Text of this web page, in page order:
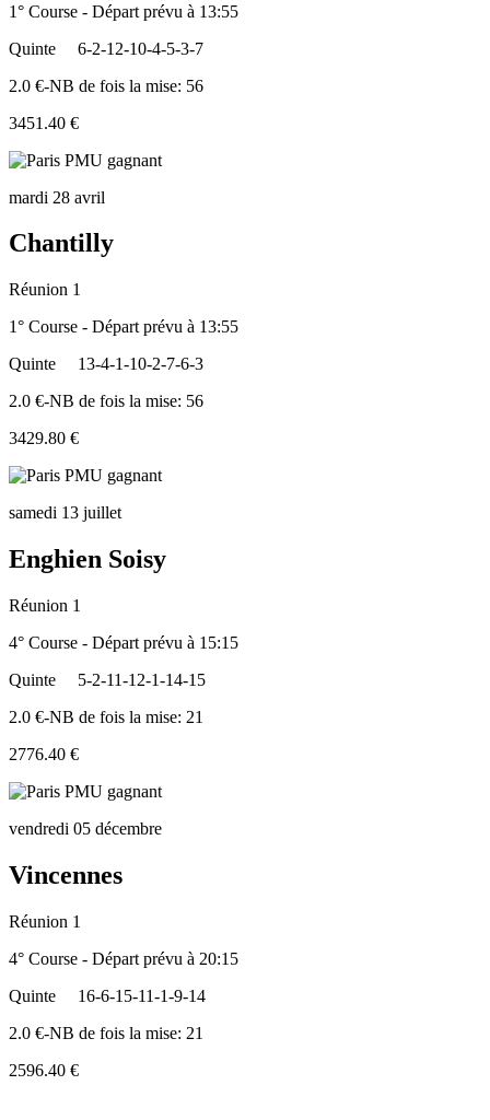
1° Course - Départ prévu à 13:55
Quinte
6-2-12-10-4-5-3-7
2.0 €-NB de fois la mise: 56
3451.40 €
mardi 28 avril
Chantilly
Réunion 1
1° Course - Départ prévu à 13:55
Quinte
13-4-1-10-2-7-6-3
2.0 €-NB de fois la mise: 56
3429.80 €
samedi 13 juillet
Enghien Soisy
Réunion 1
4° Course - Départ prévu à 15:15
Quinte
5-2-11-12-1-14-15
2.0 €-NB de fois la mise: 21
2776.40 €
vendredi 05 décembre
Vincennes
Réunion 1
4° Course - Départ prévu à 20:15
Quinte
16-6-15-11-1-9-14
2.0 €-NB de fois la mise: 21
2596.40 €